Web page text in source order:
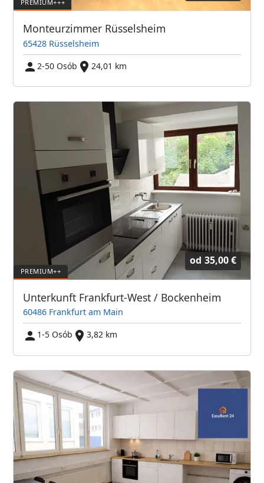
Monteurzimmer Rüsselsheim
65428 Rüsselsheim
2-50 Osób
24,01 km
od 35,00 €
Unterkunft Frankfurt-West / Bockenheim
60486 Frankfurt am Main
1-5 Osób
3,82 km